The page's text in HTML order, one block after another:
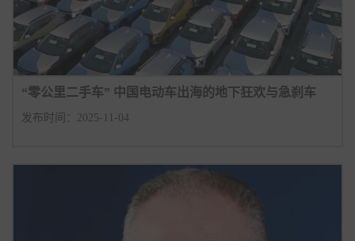
“零公里二手车” 中国电动车出海的地下狂欢与急刹车
发布时间：2025-11-04